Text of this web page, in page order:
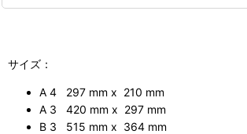
サイズ：
A 4 297 mm x 210 mm
A 3 420 mm x 297 mm
B 3 515 mm x 364 mm